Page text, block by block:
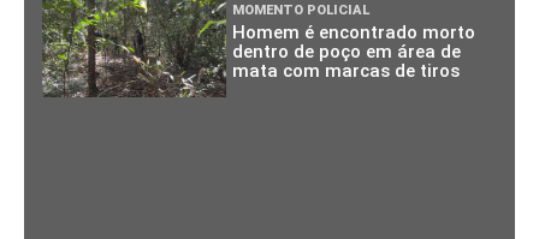
MOMENTO POLICIAL
Homem é encontrado morto
dentro de poço em área de
mata com marcas de tiros